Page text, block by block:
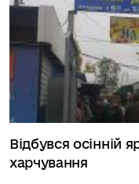
Відбувся осінній
харчування